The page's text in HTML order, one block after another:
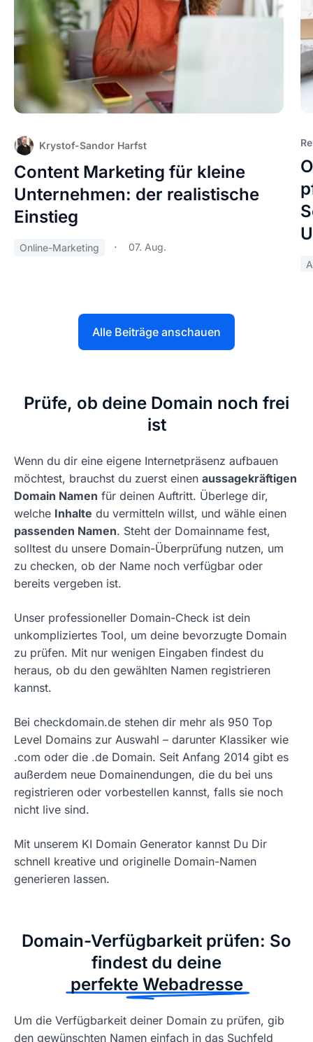
Krystof-Sandor Harfst
Content Marketing für kleine
Unternehmen: der realistische
Einstieg
Online-Marketing 07. Aug.
Alle Beiträge anschauen
Prüfe, ob deine Domain noch frei
ist
Wenn du dir eine eigene Internetpräsenz aufbauen
möchtest, brauchst du zuerst einen aussagekräftigen
Domain Namen für deinen Auftritt. Überlege dir,
welche Inhalte du vermitteln willst, und wähle einen
passenden Namen. Steht der Domainname fest,
solltest du unsere Domain-Überprüfung nutzen, um
zu checken, ob der Name noch verfügbar oder
bereits vergeben ist.
Unser professioneller Domain-Check ist dein
unkompliziertes Tool, um deine bevorzugte Domain
zu prüfen. Mit nur wenigen Eingaben findest du
heraus, ob du den gewählten Namen registrieren
kannst.
Bei checkdomain.de stehen dir mehr als 950 Top
Level Domains zur Auswahl – darunter Klassiker wie
.com oder die .de Domain. Seit Anfang 2014 gibt es
außerdem neue Domainendungen, die du bei uns
registrieren oder vorbestellen kannst, falls sie noch
nicht live sind.
Mit unserem KI Domain Generator kannst Du Dir
schnell kreative und originelle Domain-Namen
generieren lassen.
Domain-Verfügbarkeit prüfen: So
findest du deine
perfekte Webadresse
Um die Verfügbarkeit deiner Domain zu prüfen, gib
den gewünschten Namen einfach in das Suchfeld